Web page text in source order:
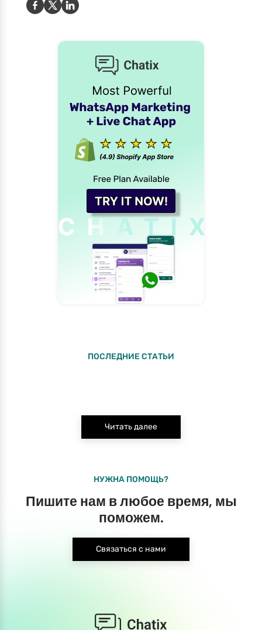
ПОСЛЕДНИЕ СТАТЬИ
Читать далее
НУЖНА ПОМОЩЬ?
Пишите нам в любое время, мы
поможем.
Связаться с нами